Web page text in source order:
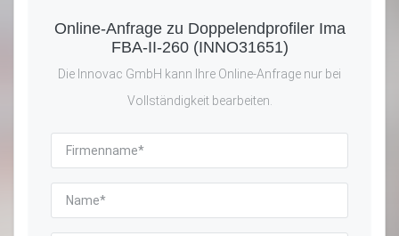
Online-Anfrage zu Doppelendprofiler Ima
FBA-II-260 (INNO31651)
Die Innovac GmbH kann Ihre Online-Anfrage nur bei
Vollständigkeit bearbeiten.